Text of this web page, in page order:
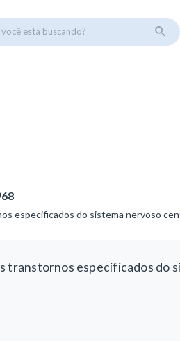
está buscando?
especificados do sistema nervoso
transtornos especificados do
-